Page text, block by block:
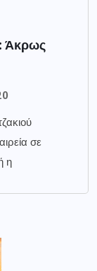
Άκρως
σε
η